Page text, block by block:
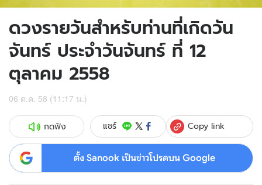
ดวงรายวันสำหรับท่านที่เกิดวัน
จันทร์ ประจำวันจันทร์ ที่ 12
ตุลาคม 2558
06 ต.ค. 58 (11:17 น.)
กดฟัง แชร์ Copy link
ตั้ง Sanook เป็นข่าวโปรดบน Google